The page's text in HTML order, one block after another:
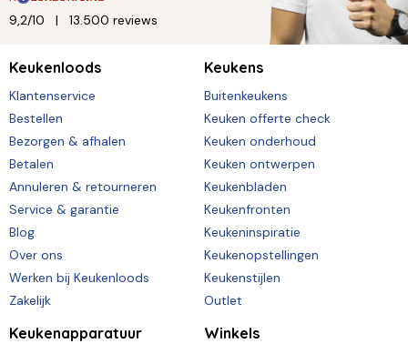
9,2/10 13.500 reviews
Keukenloods
Klantenservice
Bestellen
Bezorgen & afhalen
Betalen
Annuleren & retourneren
Service & garantie
Blog
Over ons
Werken bij Keukenloods
Zakelijk
Keukens
Buitenkeukens
Keuken offerte check
Keuken onderhoud
Keuken ontwerpen
Keukenbladen
Keukenfronten
Keukeninspiratie
Keukenopstellingen
Keukenstijlen
Outlet
Keukenapparatuur Winkels